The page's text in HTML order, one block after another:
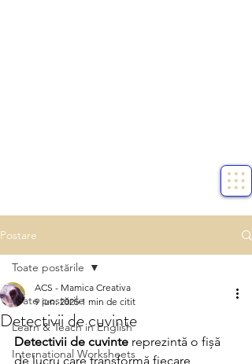
Postare
Toate postările
Learn & Teach in English
International Worksheets
Toate postările
Detectivii de cuvinte
ACS - Mamica Creativa
9 iun. 2025 1 min de citit
Detectivii de cuvinte reprezintă o fișă
de lucru care transformă fiecare